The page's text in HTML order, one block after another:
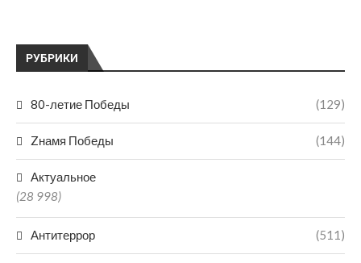
РУБРИКИ
80-летие Победы (129)
Zнамя Победы (144)
Актуальное
(28 998)
Антитеррор (511)